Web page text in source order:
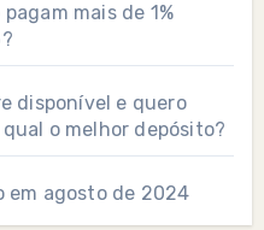
mais de 1%
disponível e quero
o melhor depósito?
em agosto de 2024